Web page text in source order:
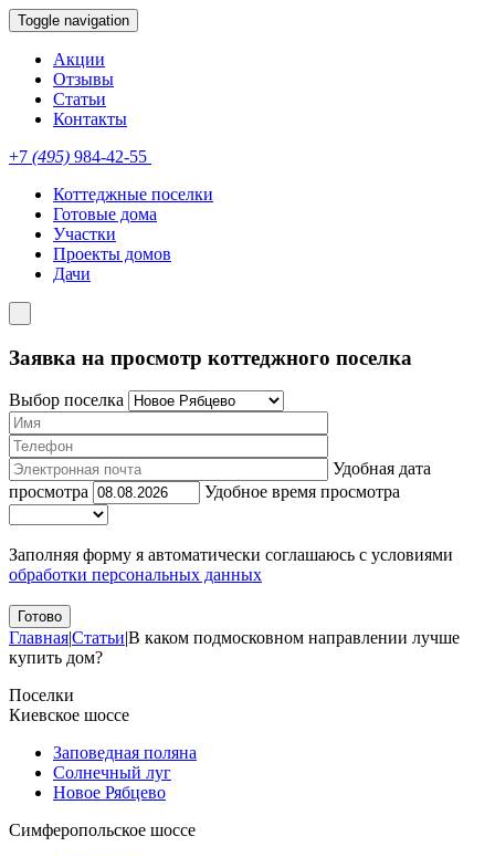
Toggle navigation
Акции
Отзывы
Статьи
Контакты
+7 (495) 984-42-55
Коттеджные поселки
Готовые дома
Участки
Проекты домов
Дачи
Заявка на просмотр коттеджного поселка
Выбор поселка
Удобная дата
просмотра
Удобное время просмотра
Заполняя форму я автоматически соглашаюсь с условиями
обработки персональных данных
Главная|Статьи|В каком подмосковном направлении лучше
купить дом?
Поселки
Киевское шоссе
Заповедная поляна
Солнечный луг
Новое Рябцево
Симферопольское шоссе